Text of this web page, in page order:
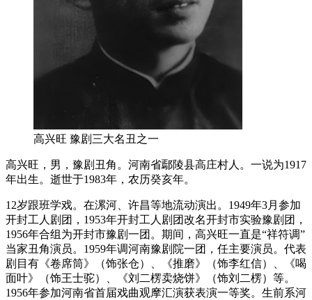
高兴旺 豫剧三大名丑之一
高兴旺，男，豫剧丑角。河南省鄢陵县高庄村人。一说为1917
年出生。逝世于1983年，农历癸亥年。
12岁跟班学戏。在漯河、许昌等地流动演出。1949年3月参加
开封工人剧团，1953年开封工人剧团改名开封市实验豫剧团，
1956年合组为开封市豫剧一团。期间，高兴旺一直是“祥符调”
当家丑角演员。1959年调河南豫剧院一团，任主要演员。代表
剧目有《卷席筒》（饰张仓）、《推磨》（饰李红信）、《喝
面叶》（饰王士驼）、《刘二楞卖烧饼》（饰刘二楞）等。
1956年参加河南省首届戏曲观摩汇演获表演一等奖。生前系河